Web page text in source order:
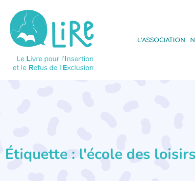
L’ASSOCIATION
Étiquette : l'école des loisirs